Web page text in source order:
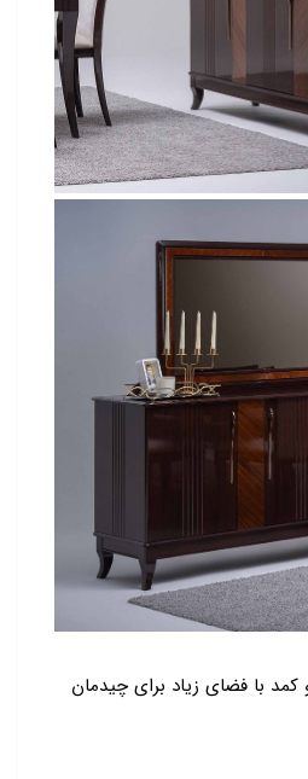
با فضای زیاد برای چیدمان